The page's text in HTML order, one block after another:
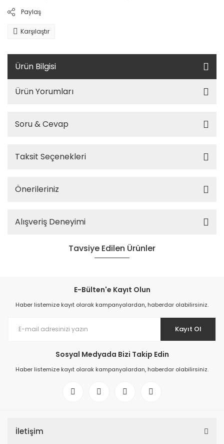
Paylaş
Karşılaştır
Ürün Bilgisi
Ürün Yorumları
Soru & Cevap
Taksit Seçenekleri
Önerileriniz
Alışveriş Deneyimi
Tavsiye Edilen Ürünler
E-Bülten'e Kayıt Olun
Haber listemize kayıt olarak kampanyalardan, haberdar olabilirsiniz.
Kayıt Ol
Sosyal Medyada Bizi Takip Edin
Haber listemize kayıt olarak kampanyalardan, haberdar olabilirsiniz.
İletişim